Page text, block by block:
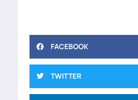
FACEBOOK
TWITTER